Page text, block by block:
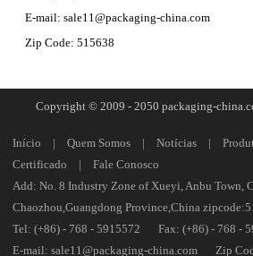
E-mail: sale11@packaging-china.com
Zip Code: 515638
Copyright © 2009 - 2050 packaging-
Início | Quem Somos | Notícias |
Certificado
|
Fale Conosco
Add: No. 8 Industry Zone of Xueyi, Anbu Town,
Chaozhou,Guangdong Province,China
Tel: (+86) - 768 - 5915572
Fax: (+86) - 768 -
E-mail: sale11@packaging-china.com Zip